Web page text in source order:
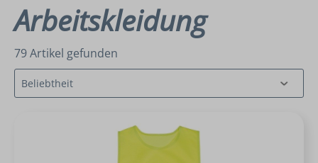
Arbeitskleidung
79 Artikel gefunden